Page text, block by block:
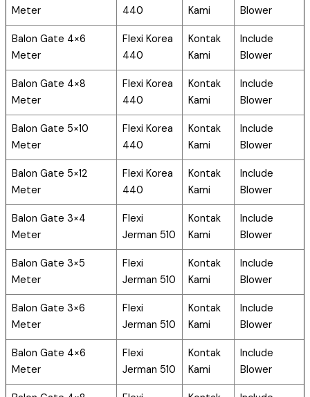
Meter
440
Kami
Blower
Balon Gate 4×6
Meter
Flexi Korea
440
Kontak
Kami
Include
Blower
Balon Gate 4×8
Meter
Flexi Korea
440
Kontak
Kami
Include
Blower
Balon Gate 5×10
Meter
Flexi Korea
440
Kontak
Kami
Include
Blower
Balon Gate 5×12
Meter
Flexi Korea
440
Kontak
Kami
Include
Blower
Balon Gate 3×4
Meter
Flexi
Jerman 510
Kontak
Kami
Include
Blower
Balon Gate 3×5
Meter
Flexi
Jerman 510
Kontak
Kami
Include
Blower
Balon Gate 3×6
Meter
Flexi
Jerman 510
Kontak
Kami
Include
Blower
Balon Gate 4×6
Meter
Flexi
Jerman 510
Kontak
Kami
Include
Blower